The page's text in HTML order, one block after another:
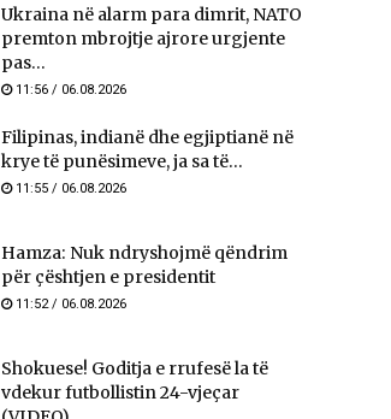
Ukraina në alarm para dimrit, NATO
premton mbrojtje ajrore urgjente
pas...
11:56 / 06.08.2026
Filipinas, indianë dhe egjiptianë në
krye të punësimeve, ja sa të...
11:55 / 06.08.2026
Hamza: Nuk ndryshojmë qëndrim
për çështjen e presidentit
11:52 / 06.08.2026
Shokuese! Goditja e rrufesë la të
vdekur futbollistin 24-vjeçar